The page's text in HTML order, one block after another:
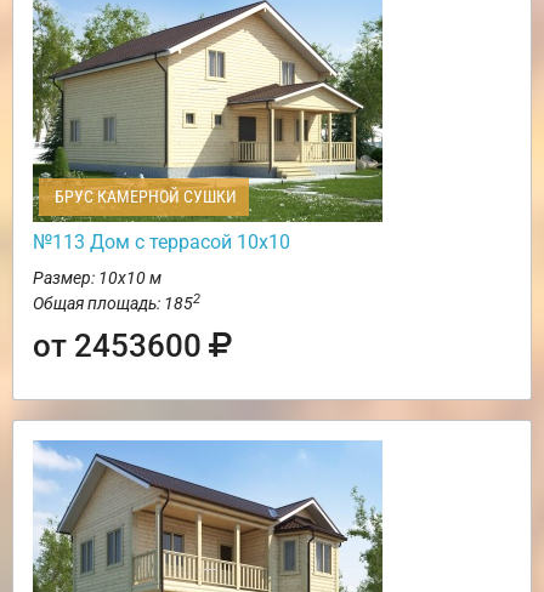
БРУС КАМЕРНОЙ СУШКИ
№113 Дом с террасой 10х10
Размер: 10х10 м
Общая площадь: 1852
от 2453600